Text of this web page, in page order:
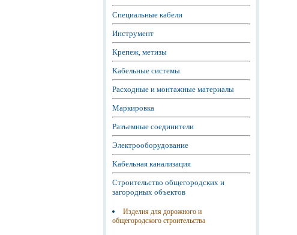
Специальные кабели
Инструмент
Крепеж, метизы
Кабельные системы
Расходные и монтажные материалы
Маркировка
Разъемные соединители
Электрооборудование
Кабельная канализация
Строительство общегородских и
загородных объектов
Изделия для дорожного и
общегородского строительства